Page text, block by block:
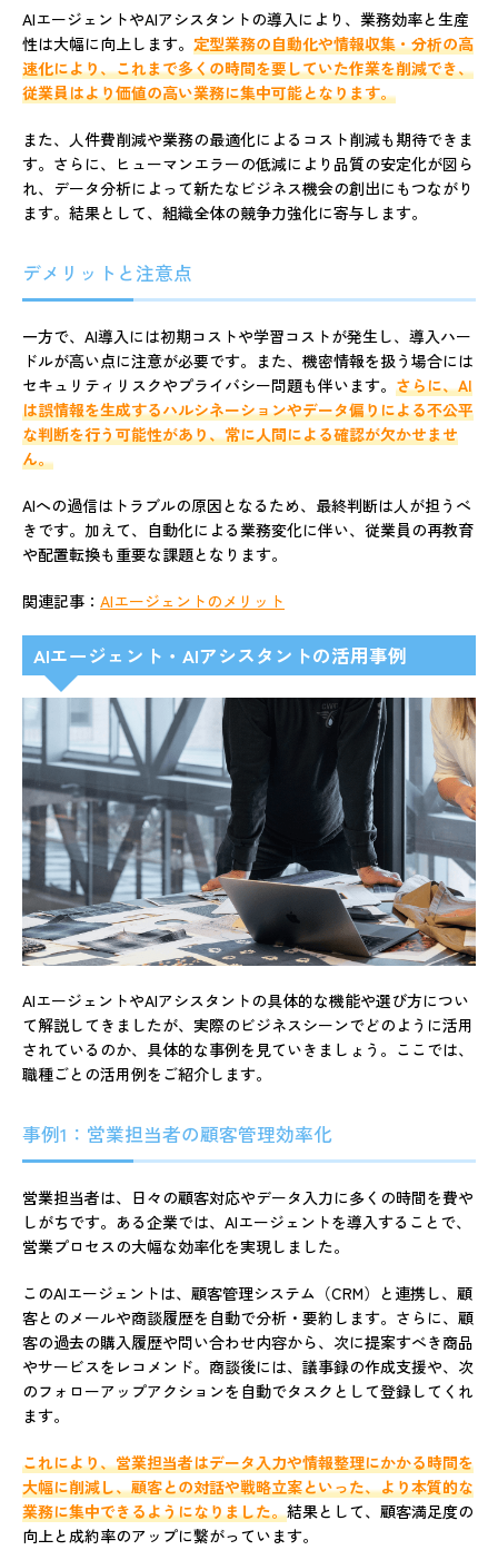
AIエージェントやAIアシスタントの導入により、業務効率と生産
性は大幅に向上します。 定型業務の自動化や情報収集・分析の高
速化により、これまで多くの時間を要していた作業を削減でき、
従業員はより価値の高い業務に集中可能となります。
また、人件費削減や業務の最適化によるコスト削減も期待できま
す。さらに、ヒューマンエラーの低減により品質の安定化が図ら
れ、データ分析によって新たなビジネス機会の創出にもつながり
ます。結果として、組織全体の競争力強化に寄与します。
デメリットと注意点
一方で、AI導入には初期コストや学習コストが発生し、導入ハー
ドルが高い点に注意が必要です。また、機密情報を扱う場合には
セキュリティリスクやプライバシー問題も伴います。 さらに、AI
は誤情報を生成するハルシネーションやデータ偏りによる不公平
な判断を行う可能性があり、常に人間による確認が欠かせませ
ん。
AIへの過信はトラブルの原因となるため、最終判断は人が担うべ
きです。加えて、自動化による業務変化に伴い、従業員の再教育
や配置転換も重要な課題となります。
関連記事： AIエージェントのメリット
AIエージェント・AIアシスタントの活用事例
AIエージェントやAIアシスタントの具体的な機能や選び方につい
て解説してきましたが、実際のビジネスシーンでどのように活用
されているのか、具体的な事例を見ていきましょう。ここでは、
職種ごとの活用例をご紹介します。
事例1：営業担当者の顧客管理効率化
営業担当者は、日々の顧客対応やデータ入力に多くの時間を費や
しがちです。ある企業では、AIエージェントを導入することで、
営業プロセスの大幅な効率化を実現しました。
このAIエージェントは、顧客管理システム（CRM）と連携し、顧
客とのメールや商談履歴を自動で分析・要約します。さらに、顧
客の過去の購入履歴や問い合わせ内容から、次に提案すべき商品
やサービスをレコメンド。商談後には、議事録の作成支援や、次
のフォローアップアクションを自動でタスクとして登録してくれ
ます。
これにより、営業担当者はデータ入力や情報整理にかかる時間を
大幅に削減し、顧客との対話や戦略立案といった、より本質的な
業務に集中できるようになりました。結果として、顧客満足度の
向上と成約率のアップに繋がっています。